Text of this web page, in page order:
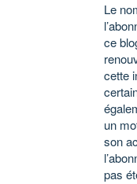
Le
ce
cette
un
son
pas